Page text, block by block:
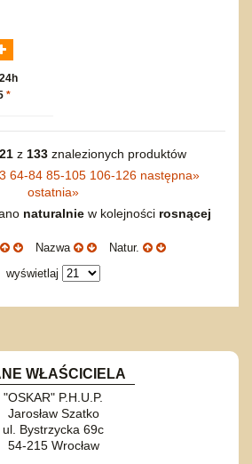
*
21z 133znalezionych produktów
64-84 85-105 106-126 następna»
ostatnia»
naturalniew kolejności rosnącej
Nazwa
Natur.
wyświetlaj
WŁAŚCICIELA
"OSKAR" P.H.U.P.
Jarosław Szatko
ul. Bystrzycka 69c
54-215 Wrocław